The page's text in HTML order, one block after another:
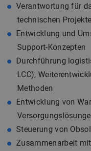
Verantwortung für
technischen
Entwicklung und
Support-Konzepten
Durchführung
LCC),
Methoden
Entwicklung von
Steuerung von
Zusammenarbeit